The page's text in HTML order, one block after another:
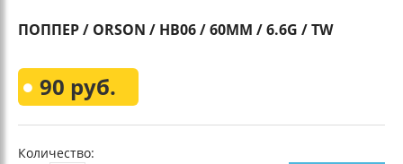
ПОППЕР / ORSON / HB06 / 60MM / 6.6G / TW
90 руб.
Количество: